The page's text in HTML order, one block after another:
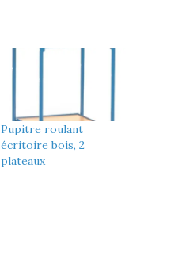
Pupitre roulant
écritoire bois, 2
plateaux